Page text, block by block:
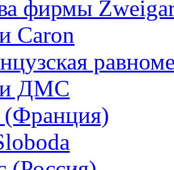
фирмы
Caron
ДМС
(Франция)